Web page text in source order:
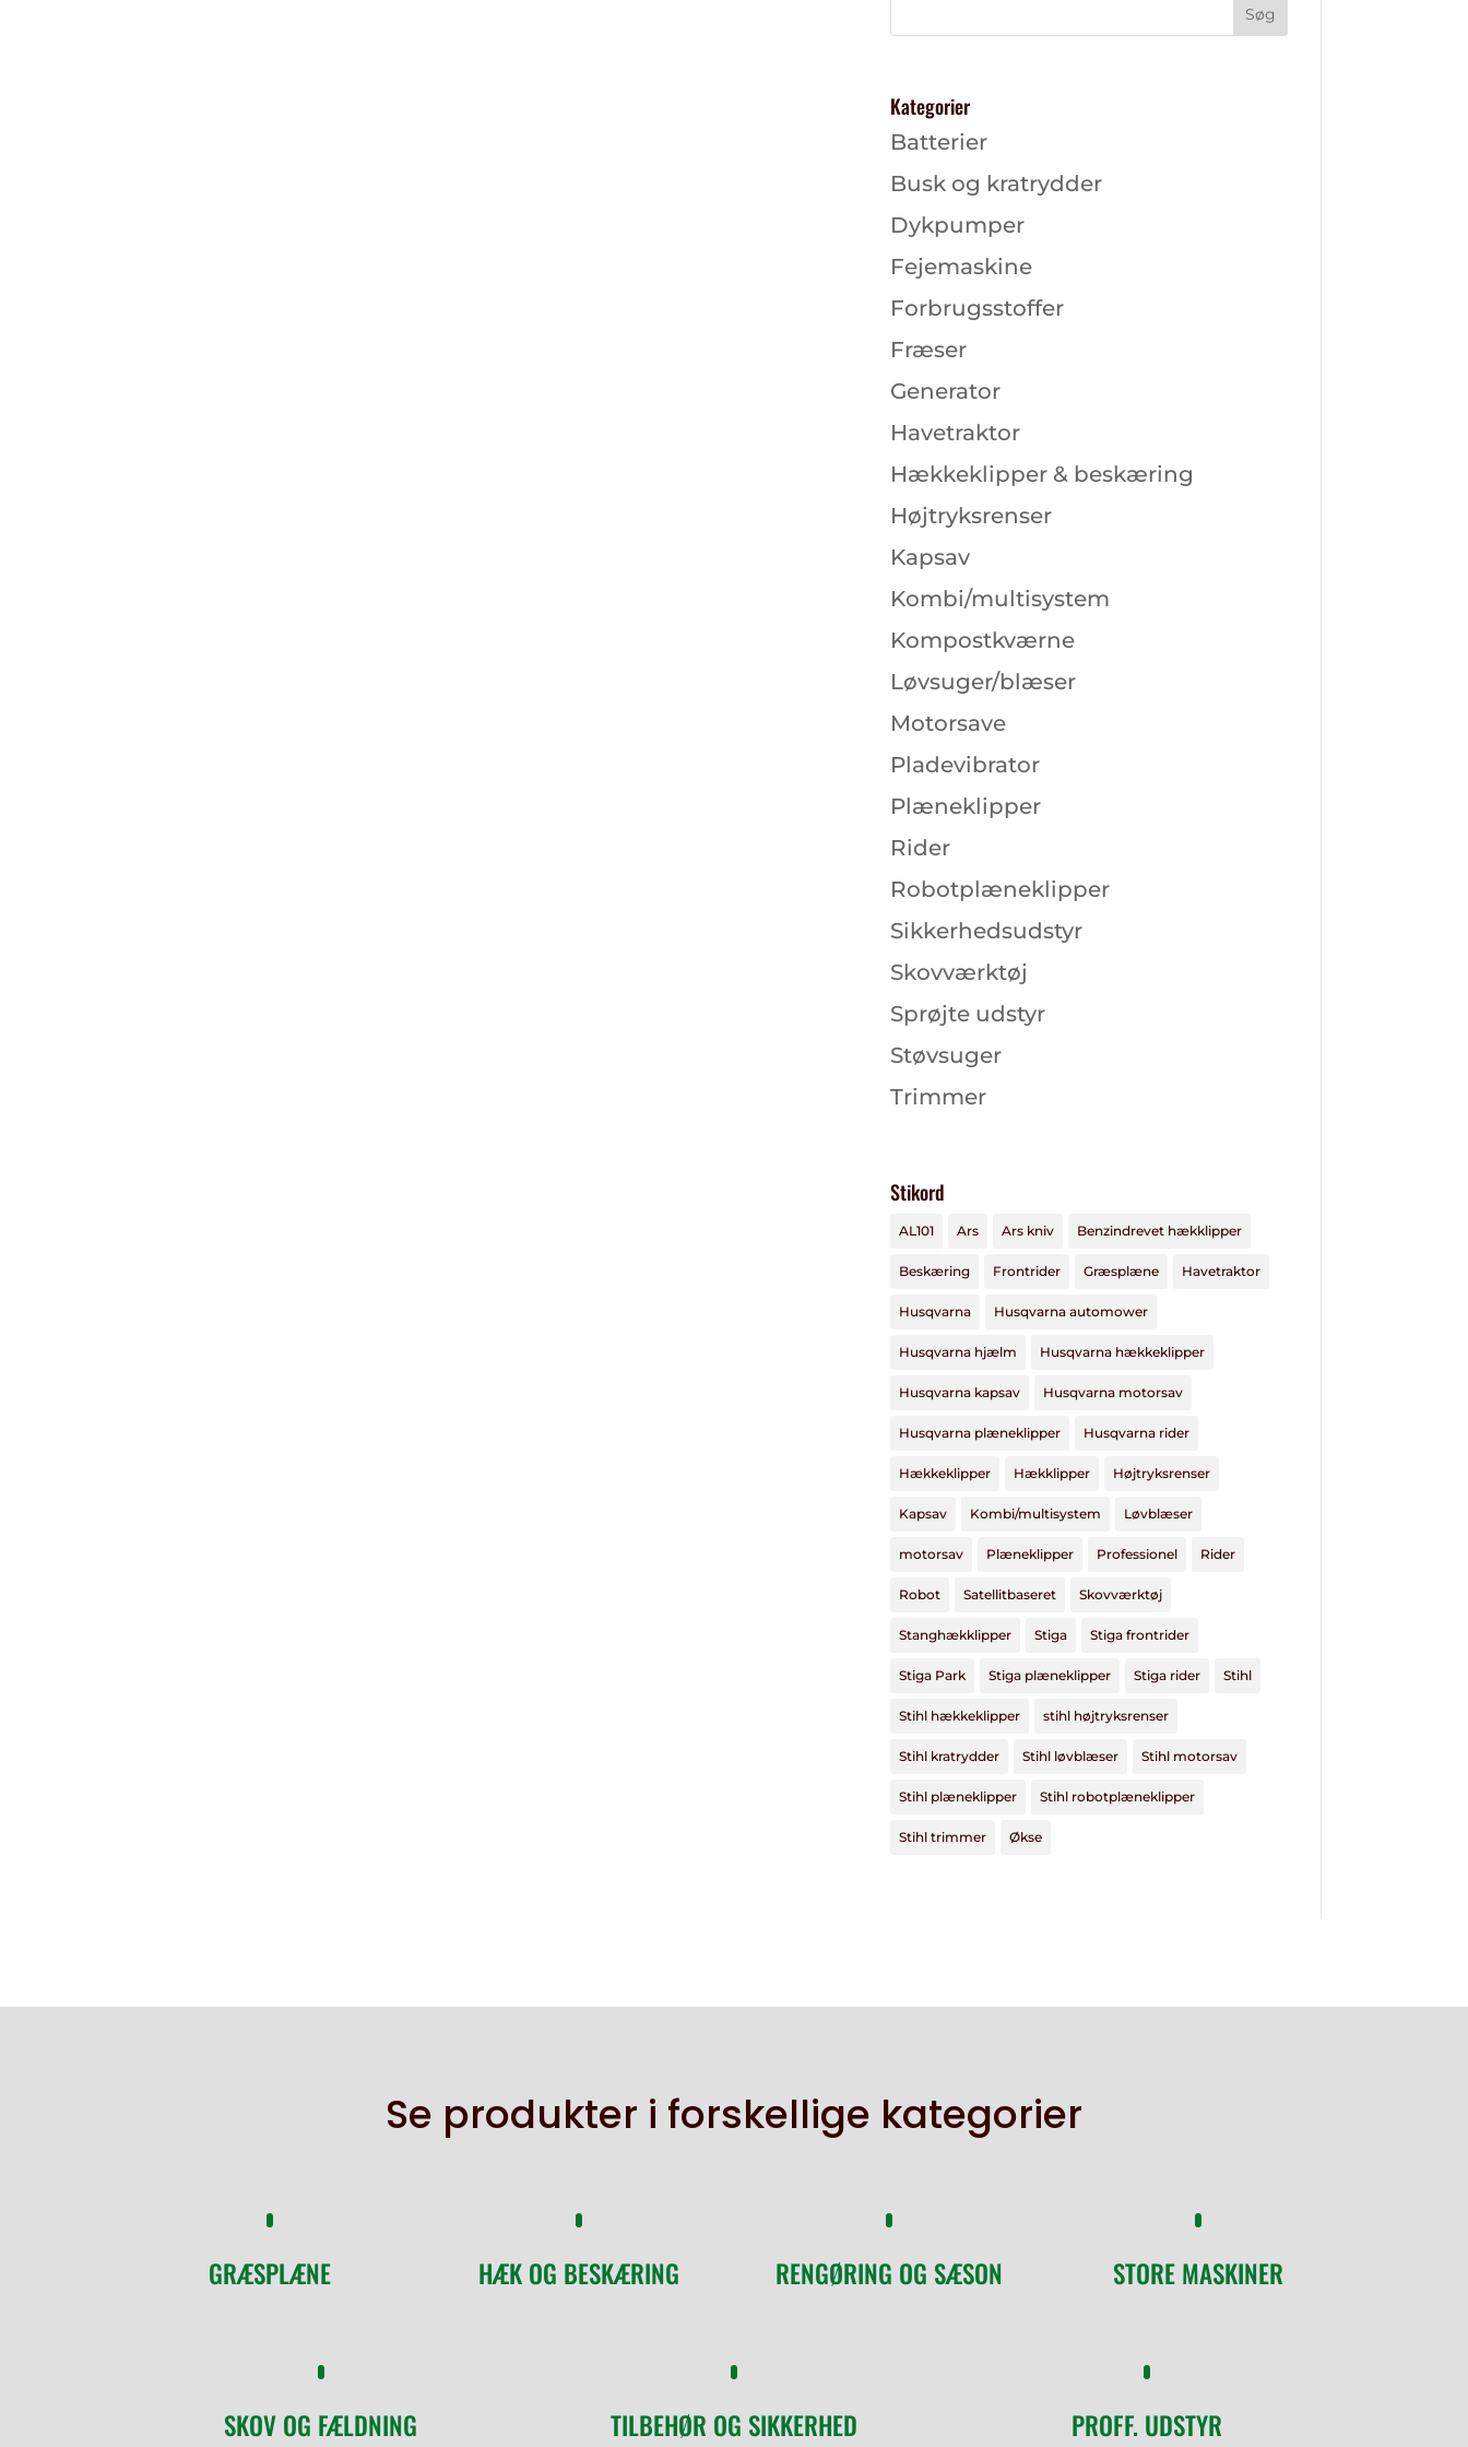
Kategorier
Batterier
Busk og kratrydder
Dykpumper
Fejemaskine
Forbrugsstoffer
Fræser
Generator
Havetraktor
Hækkeklipper & beskæring
Højtryksrenser
Kapsav
Kombi/multisystem
Kompostkværne
Løvsuger/blæser
Motorsave
Pladevibrator
Plæneklipper
Rider
Robotplæneklipper
Sikkerhedsudstyr
Skovværktøj
Sprøjte udstyr
Støvsuger
Trimmer
Stikord
AL101 Ars Ars kniv Benzindrevet hækklipper
Beskæring Frontrider Græsplæne Havetraktor
Husqvarna Husqvarna automower
Husqvarna hjælm Husqvarna hækkeklipper
Husqvarna kapsav Husqvarna motorsav
Husqvarna plæneklipper Husqvarna rider
Hækkeklipper Hækklipper Højtryksrenser
Kapsav Kombi/multisystem Løvblæser
motorsav Plæneklipper Professionel Rider
Robot Satellitbaseret Skovværktøj
Stanghækklipper Stiga Stiga frontrider
Stiga Park Stiga plæneklipper Stiga rider Stihl
Stihl hækkeklipper stihl højtryksrenser
Stihl kratrydder Stihl løvblæser Stihl motorsav
Stihl plæneklipper Stihl robotplæneklipper
Stihl trimmer Økse
Se produkter i forskellige kategorier
GRÆSPLÆNE HÆK OG BESKÆRING RENGØRING OG SÆSON STORE MASKINER
SKOV OG FÆLDNING TILBEHØR OG SIKKERHED PROFF. UDSTYR